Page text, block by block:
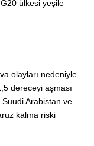
ülkesi yeşile
olayları nedeniyle
dereceyi aşması
Arabistan ve
kalma riski